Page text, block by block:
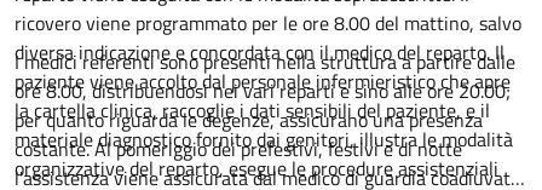
ricovero viene programmato per le ore 8.00 del mattino, salvo
diversa indicazione e concordata con il medico del reparto. Il
paziente viene accolto dal personale infermieristico che apre
la cartella clinica, raccoglie i dati sensibili del paziente, e il
materiale diagnostico fornito dai genitori, illustra le modalità
organizzative del reparto, esegue le procedure assistenziali
I medici referenti sono presenti nella struttura a partire dalle
ore 8.00, distribuendosi nei vari reparti e sino alle ore 20.00;
per quanto riguarda le degenze, assicurano una presenza
costante. Al pomeriggio dei prefestivi, festivi e di notte
l'assistenza viene assicurata dal medico di guardia coadiuvato